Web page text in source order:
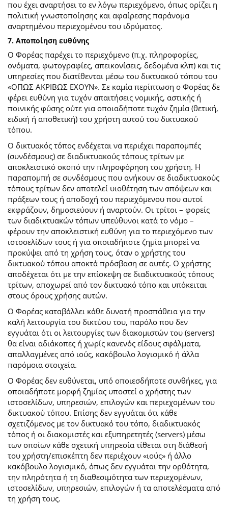
που έχει αναρτήσει το εν λόγω περιεχόμενο, όπως ορίζει η
πολιτική γνωστοποίησης και αφαίρεσης παράνομα
αναρτημένου περιεχομένου του ιδρύματος.
7. Αποποίηση ευθύνης
Ο Φορέας παρέχει το περιεχόμενο (π.χ. πληροφορίες,
ονόματα, φωτογραφίες, απεικονίσεις, δεδομένα κλπ) και τις
υπηρεσίες που διατίθενται μέσω του δικτυακού τόπου του
«ΟΠΩΣ ΑΚΡΙΒΩΣ ΕΧΟΥΝ». Σε καμία περίπτωση ο Φορέας δε
φέρει ευθύνη για τυχόν απαιτήσεις νομικής, αστικής ή
ποινικής φύσης ούτε για οποιαδήποτε τυχόν ζημία (θετική,
ειδική ή αποθετική) του χρήστη αυτού του δικτυακού
τόπου.
O δικτυακός τόπος ενδέχεται να περιέχει παραπομπές
(συνδέσμους) σε διαδικτυακούς τόπους τρίτων με
αποκλειστικό σκοπό την πληροφόρηση του χρήστη. Η
παραπομπή σε συνδέσμους που ανήκουν σε διαδικτυακούς
τόπους τρίτων δεν αποτελεί υιοθέτηση των απόψεων και
πράξεων τους ή αποδοχή του περιεχόμενου που αυτοί
εκφράζουν, δημοσιεύουν ή αναρτούν. Οι τρίτοι – φορείς
των διαδικτυακών τόπων υπεύθυνοι κατά το νόμο –
φέρουν την αποκλειστική ευθύνη για το περιεχόμενο των
ιστοσελίδων τους ή για οποιαδήποτε ζημία μπορεί να
προκύψει από τη χρήση τους, όταν ο χρήστης του
δικτυακού τόπου αποκτά πρόσβαση σε αυτές. Ο χρήστης
αποδέχεται ότι με την επίσκεψη σε διαδικτυακούς τόπους
τρίτων, αποχωρεί από τον δικτυακό τόπο και υπόκειται
στους όρους χρήσης αυτών.
Ο Φορέας καταβάλλει κάθε δυνατή προσπάθεια για την
καλή λειτουργία του δικτύου του, παρόλο που δεν
εγγυάται ότι οι λειτουργίες των διακομιστών του (servers)
θα είναι αδιάκοπες ή χωρίς κανενός είδους σφάλματα,
απαλλαγμένες από ιούς, κακόβουλο λογισμικό ή άλλα
παρόμοια στοιχεία.
Ο Φορέας δεν ευθύνεται, υπό οποιεσδήποτε συνθήκες, για
οποιαδήποτε μορφή ζημίας υποστεί ο χρήστης των
ιστοσελίδων, υπηρεσιών, επιλογών και περιεχομένων του
δικτυακού τόπου. Επίσης δεν εγγυάται ότι κάθε
σχετιζόμενος με τον δικτυακό του τόπο, διαδικτυακός
τόπος ή οι διακομιστές και εξυπηρετητές (servers) μέσω
των οποίων κάθε σχετική υπηρεσία τίθεται στη διάθεσή
του χρήστη/επισκέπτη δεν περιέχουν «ιούς» ή άλλο
κακόβουλο λογισμικό, όπως δεν εγγυάται την ορθότητα,
την πληρότητα ή τη διαθεσιμότητα των περιεχομένων,
ιστοσελίδων, υπηρεσιών, επιλογών ή τα αποτελέσματα από
τη χρήση τους.